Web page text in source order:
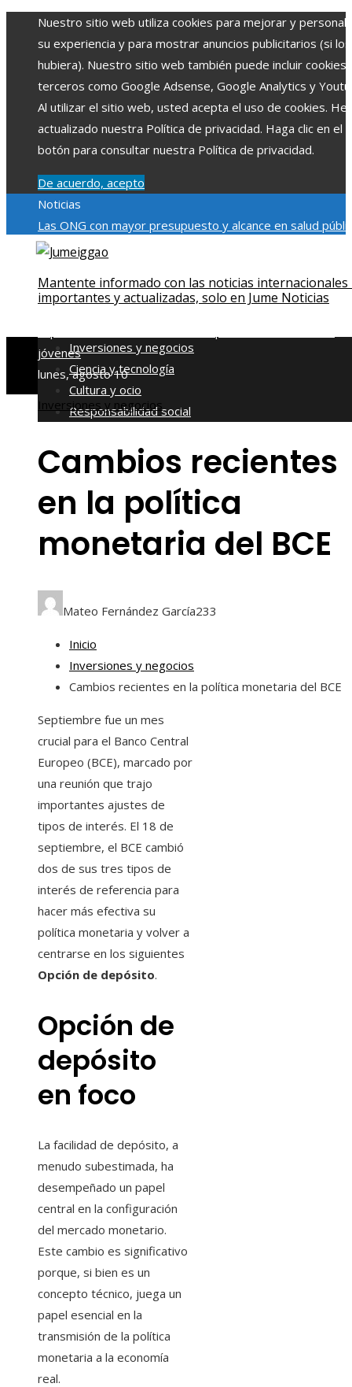
Nuestro sitio web utiliza cookies para mejorar y
su experiencia y para mostrar anuncios publicitarios (si los
hubiera). Nuestro sitio web también puede incluir cookies
terceros como Google Adsense, Google Analytics y
Al utilizar el sitio web, usted acepta el uso de cookies.
actualizado nuestra Política de privacidad. Haga clic en el
botón para consultar nuestra Política de privacidad.
De acuerdo, acepto
Noticias
Las ONG con mayor presupuesto y alcance en salud
educaciónImpacto económico y social de la estacionalidad
impacto en la regulación bancariaCómo la RSE impulsa el
desarrollo social y ambiental en comunidades chilenas
jóvenes
lunes, agosto 10
Mantente informado con las noticias internacionales
importantes y actualizadas, solo en Jume Noticias
Inversiones y negocios
Ciencia y tecnología
Cultura y ocio
Responsabilidad social
Inversiones y negocios
Cambios recientes
en la política
monetaria del BCE
Mateo Fernández García233
Inicio
Inversiones y negocios
Cambios recientes en la política monetaria del BCE
Septiembre fue un mes
crucial para el Banco Central
Europeo (BCE), marcado por
una reunión que trajo
importantes ajustes de
tipos de interés. El 18 de
septiembre, el BCE cambió
dos de sus tres tipos de
interés de referencia para
hacer más efectiva su
política monetaria y volver a
centrarse en los siguientes
Opción de depósito.
Opción de
depósito
en foco
La facilidad de depósito, a
menudo subestimada, ha
desempeñado un papel
central en la configuración
del mercado monetario.
Este cambio es significativo
porque, si bien es un
concepto técnico, juega un
papel esencial en la
transmisión de la política
monetaria a la economía
real.